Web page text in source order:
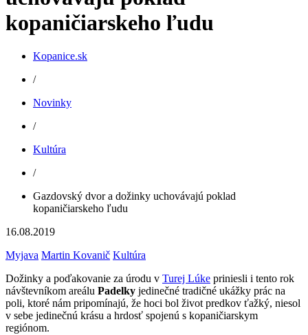
kopaničiarskeho ľudu
Kopanice.sk
/
Novinky
/
Kultúra
/
Gazdovský dvor a dožinky uchovávajú poklad
kopaničiarskeho ľudu
16.08.2019
Myjava Martin Kovanič Kultúra
Dožinky a poďakovanie za úrodu v Turej Lúke priniesli i tento rok
návštevníkom areálu Padelky jedinečné tradičné ukážky prác na
poli, ktoré nám pripomínajú, že hoci bol život predkov ťažký, niesol
v sebe jedinečnú krásu a hrdosť spojenú s kopaničiarskym
regiónom.